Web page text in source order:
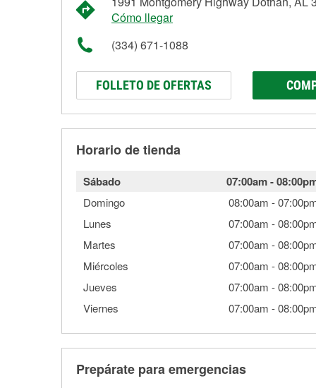
Cómo llegar
(334) 671-1088
FOLLETO DE OFERTAS
Horario de tienda
Sábado 07:00am-
Domingo 08:00am -
Lunes
07:00am -
Martes
07:00am -
Miércoles
07:00am -
Jueves
07:00am -
Viernes
07:00am -
Prepárate para emergencias